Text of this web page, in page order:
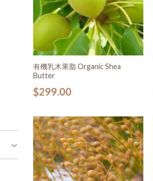
有機乳木果脂 Organic Shea
Butter
$299.00
加入
願望
清單